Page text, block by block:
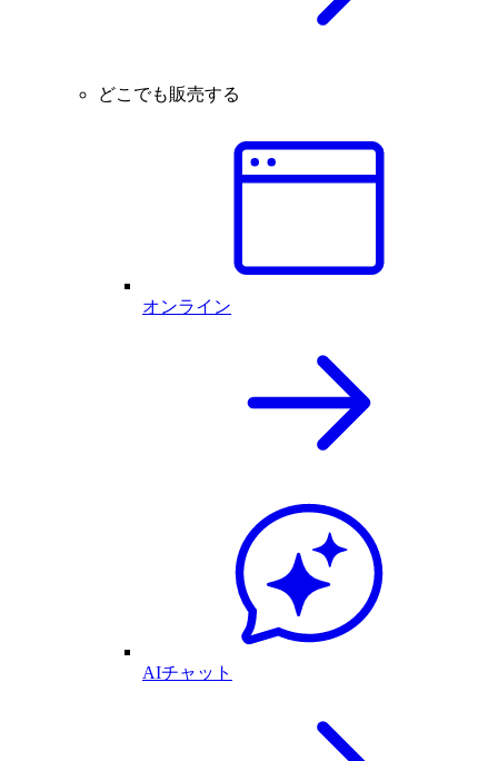
どこでも販売する
オンライン
AIチャット